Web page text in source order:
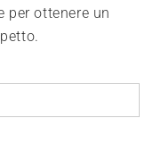
per ottenere un